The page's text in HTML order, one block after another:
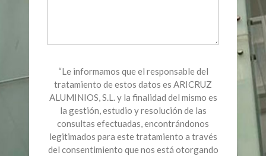
“Le informamos que el responsable del
tratamiento de estos datos es ARICRUZ
ALUMINIOS, S.L. y la finalidad del mismo es
la gestión, estudio y resolución de las
consultas efectuadas, encontrándonos
legitimados para este tratamiento a través
del consentimiento que nos está otorgando